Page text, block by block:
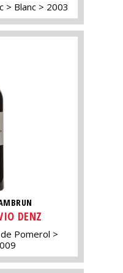
Blanc 2003
DENZ
Pomerol